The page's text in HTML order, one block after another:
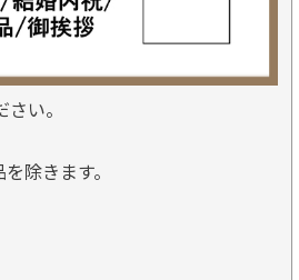
い。
除きます。